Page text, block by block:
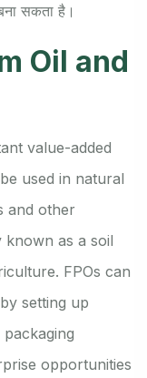
सकता है।
Oil and
value-added
used in natural
and other
known as a soil
FPOs can
setting up
opportunities